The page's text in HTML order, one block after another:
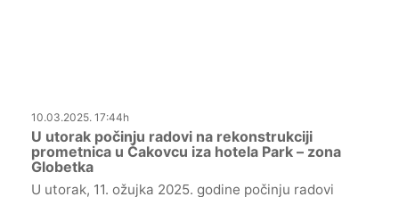
10.03.2025. 17:44h
U utorak počinju radovi na rekonstrukciji
prometnica u Čakovcu iza hotela Park – zona
Globetka
U utorak, 11. ožujka 2025. godine počinju radovi